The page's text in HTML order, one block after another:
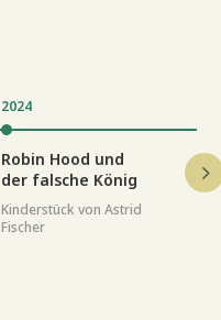
2024
Robin Hood und
der falsche König
Kinderstück von Astrid
Fischer